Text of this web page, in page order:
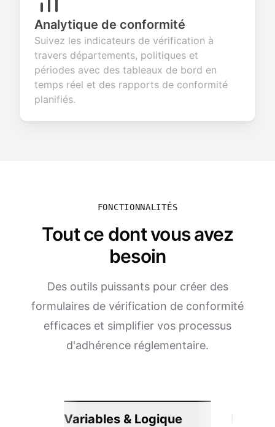
Analytique de conformité
Suivez les indicateurs de vérification à
travers départements, politiques et
périodes avec des tableaux de bord en
temps réel et des rapports de conformité
planifiés.
FONCTIONNALITÉS
Tout ce dont vous avez
besoin
Des outils puissants pour créer des
formulaires de vérification de conformité
efficaces et simplifier vos processus
d'adhérence réglementaire.
Variables & Logique